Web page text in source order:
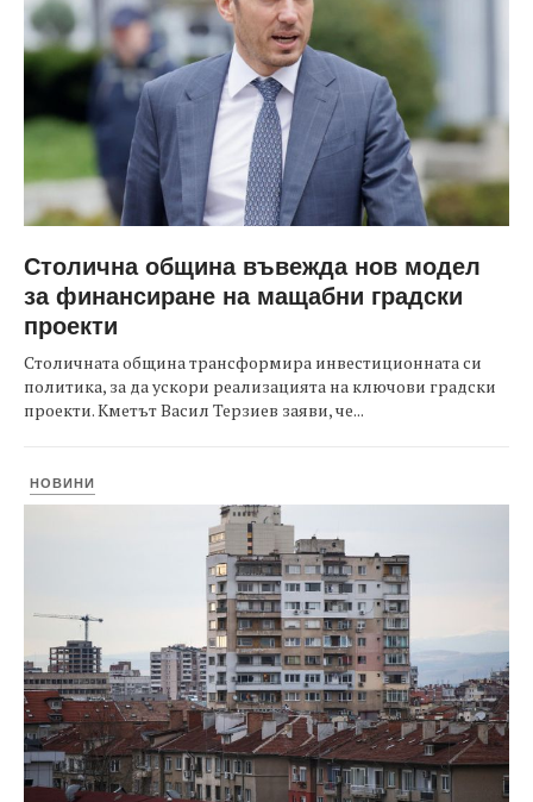
Столична община въвежда нов модел
за финансиране на мащабни градски
проекти
Столичната община трансформира инвестиционната си
политика, за да ускори реализацията на ключови градски
проекти. Кметът Васил Терзиев заяви, че...
НОВИНИ